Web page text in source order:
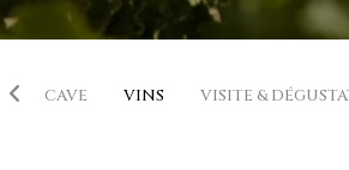
CAVE VINS VISITE &